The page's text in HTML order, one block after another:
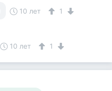
10 лет 1
10 лет 1